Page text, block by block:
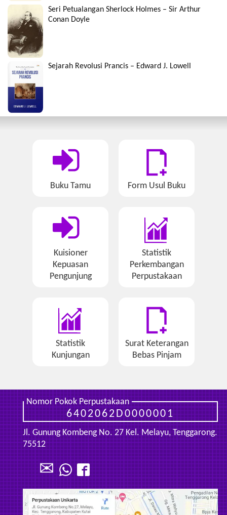
Seri Petualangan Sherlock Holmes – Sir Arthur
Conan Doyle
Sejarah Revolusi Prancis – Edward J. Lowell
Buku Tamu Form Usul Buku
Kuisioner
Kepuasan
Pengunjung
Statistik
Perkembangan
Perpustakaan
Statistik
Kunjungan
Surat Keterangan
Bebas Pinjam
Nomor Pokok Perpustakaan
6402062D0000001
Jl. Gunung Kombeng No. 27 Kel. Melayu, Tenggarong.
75512
✉